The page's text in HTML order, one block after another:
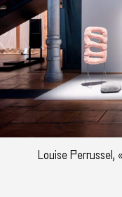
Louise Perrussel,